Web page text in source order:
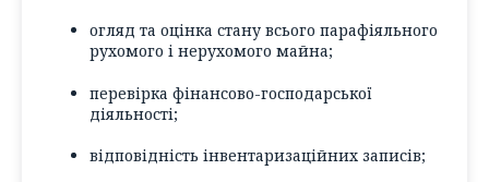
огляд та оцінка стану всього парафіяльного
рухомого і нерухомого майна;
перевірка фінансово-господарської
діяльності;
відповідність інвентаризаційних записів;